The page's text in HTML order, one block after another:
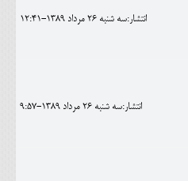
انتشار:سه شنبه 26 مرداد 1389-12:41
انتشار:سه شنبه 26 مرداد 1389-9:57